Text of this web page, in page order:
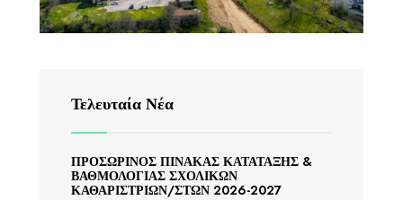
Τελευταία Νέα
ΠΡΟΣΩΡΙΝΟΣ ΠΙΝΑΚΑΣ ΚΑΤΑΤΑΞΗΣ &
ΒΑΘΜΟΛΟΓΙΑΣ ΣΧΟΛΙΚΩΝ
ΚΑΘΑΡΙΣΤΡΙΩΝ/ΣΤΩΝ 2026-2027